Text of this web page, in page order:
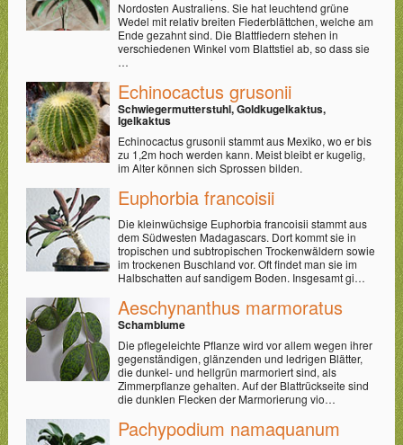
Nordosten Australiens. Sie hat leuchtend grüne
Wedel mit relativ breiten Fiederblättchen, welche am
Ende gezahnt sind. Die Blattfiedern stehen in
verschiedenen Winkel vom Blattstiel ab, so dass sie
…
Echinocactus grusonii
Schwiegermutterstuhl, Goldkugelkaktus,
Igelkaktus
Echinocactus grusonii stammt aus Mexiko, wo er bis
zu 1,2m hoch werden kann. Meist bleibt er kugelig,
im Alter können sich Sprossen bilden.
Euphorbia francoisii
Die kleinwüchsige Euphorbia francoisii stammt aus
dem Südwesten Madagascars. Dort kommt sie in
tropischen und subtropischen Trockenwäldern sowie
im trockenen Buschland vor. Oft findet man sie im
Halbschatten auf sandigem Boden. Insgesamt gi…
Aeschynanthus marmoratus
Schamblume
Die pflegeleichte Pflanze wird vor allem wegen ihrer
gegenständigen, glänzenden und ledrigen Blätter,
die dunkel- und hellgrün marmoriert sind, als
Zimmerpflanze gehalten. Auf der Blattrückseite sind
die dunklen Flecken der Marmorierung vio…
Pachypodium namaquanum